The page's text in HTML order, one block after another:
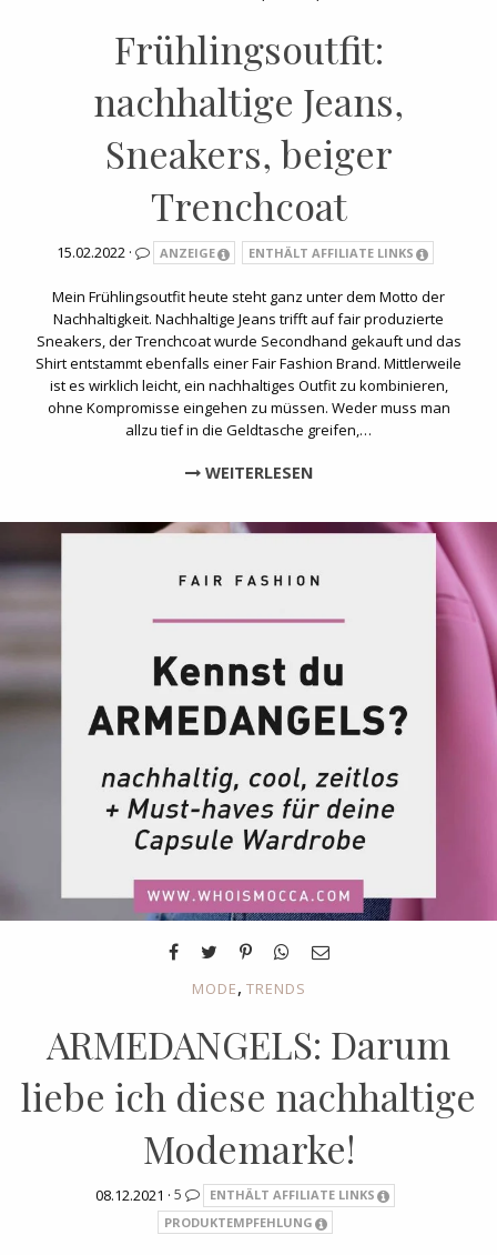
Frühlingsoutfit:
nachhaltige Jeans,
Sneakers, beiger
Trenchcoat
15.02.2022 · ANZEIGE ENTHÄLT AFFILIATE LINKS
Mein Frühlingsoutfit heute steht ganz unter dem Motto der
Nachhaltigkeit. Nachhaltige Jeans trifft auf fair produzierte
Sneakers, der Trenchcoat wurde Secondhand gekauft und das
Shirt entstammt ebenfalls einer Fair Fashion Brand. Mittlerweile
ist es wirklich leicht, ein nachhaltiges Outfit zu kombinieren,
ohne Kompromisse eingehen zu müssen. Weder muss man
allzu tief in die Geldtasche greifen,…
WEITERLESEN
MODE, TRENDS
ARMEDANGELS: Darum
liebe ich diese nachhaltige
Modemarke!
08.12.2021 · 5
ENTHÄLT AFFILIATE LINKS
PRODUKTEMPFEHLUNG